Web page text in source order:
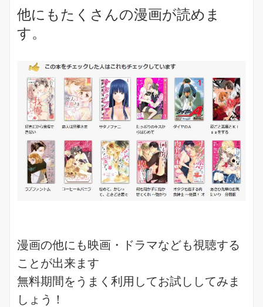
他にもたくさんの漫画が読めま
す。
漫画の他にも映画 ・ ドラマなども視聴する
ことが出来ます
無料期間をうまく利用してお試ししてみま
しょう！